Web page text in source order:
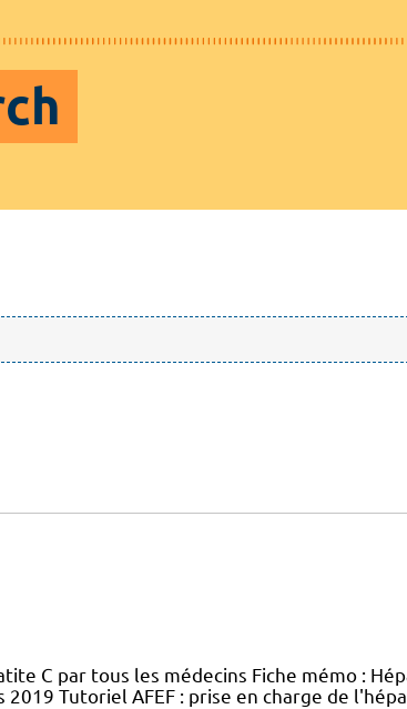
C par tous les médecins Fiche mémo :
Tutoriel AFEF : prise en charge de